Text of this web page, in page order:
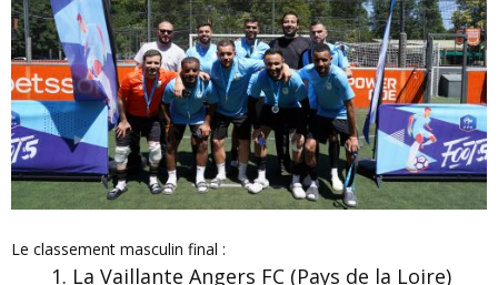
Le classement masculin final :
La Vaillante Angers FC (Pays de la Loire)